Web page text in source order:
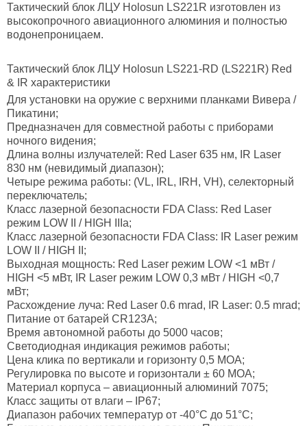
Тактический блок ЛЦУ Holosun LS221R изготовлен из
высокопрочного авиационного алюминия и полностью
водонепроницаем.
Тактический блок ЛЦУ Holosun LS221-RD (LS221R) Red
& IR характеристики
Для установки на оружие с верхними планками Вивера /
Пикатини;
Предназначен для совместной работы с приборами
ночного видения;
Длина волны излучателей: Red Laser 635 нм, IR Laser
830 нм (невидимый диапазон);
Четыре режима работы: (VL, IRL, IRH, VH), селекторный
переключатель;
Класс лазерной безопасности FDA Class: Red Laser
режим LOW II / HIGH IIIa;
Класс лазерной безопасности FDA Class: IR Laser режим
LOW II / HIGH II;
Выходная мощность: Red Laser режим LOW <1 мВт /
HIGH <5 мВт, IR Laser режим LOW 0,3 мВт / HIGH <0,7
мВт;
Расхождение луча: Red Laser 0.6 mrad, IR Laser: 0.5 mrad;
Питание от батарей CR123A;
Время автономной работы до 5000 часов;
Светодиодная индикация режимов работы;
Цена клика по вертикали и горизонту 0,5 МОА;
Регулировка по высоте и горизонтали ± 60 МОА;
Материал корпуса – авиационный алюминий 7075;
Класс защиты от влаги – IP67;
Диапазон рабочих температур от -40°C до 51°C;